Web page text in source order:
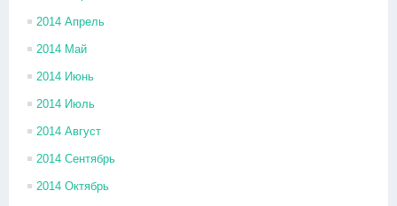
2014 Апрель
2014 Май
2014 Июнь
2014 Июль
2014 Август
2014 Сентябрь
2014 Октябрь